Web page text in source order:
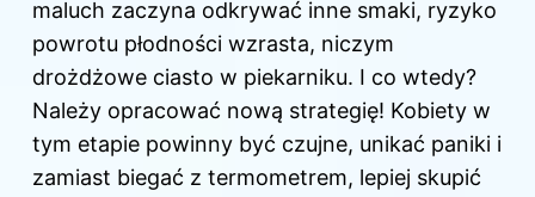
maluch zaczyna odkrywać inne smaki, ryzyko
powrotu płodności wzrasta, niczym
drożdżowe ciasto w piekarniku. I co wtedy?
Należy opracować nową strategię! Kobiety w
tym etapie powinny być czujne, unikać paniki i
zamiast biegać z termometrem, lepiej skupić